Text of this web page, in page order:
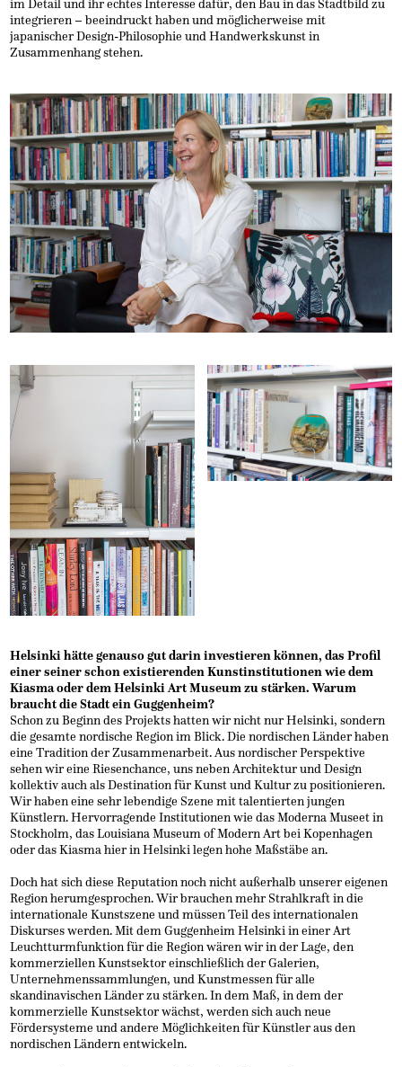
im Detail und ihr echtes Interesse dafür, den Bau in das Stadtbild zu
integrieren – beeindruckt haben und möglicherweise mit
japanischer Design-Philosophie und Handwerkskunst in
Zusammenhang stehen.
Helsinki hätte genauso gut darin investieren können, das Profil
einer seiner schon existierenden Kunstinstitutionen wie dem
Kiasma oder dem Helsinki Art Museum zu stärken. Warum
braucht die Stadt ein Guggenheim?
Schon zu Beginn des Projekts hatten wir nicht nur Helsinki, sondern
die gesamte nordische Region im Blick. Die nordischen Länder haben
eine Tradition der Zusammenarbeit. Aus nordischer Perspektive
sehen wir eine Riesenchance, uns neben Architektur und Design
kollektiv auch als Destination für Kunst und Kultur zu positionieren.
Wir haben eine sehr lebendige Szene mit talentierten jungen
Künstlern. Hervorragende Institutionen wie das Moderna Museet in
Stockholm, das Louisiana Museum of Modern Art bei Kopenhagen
oder das Kiasma hier in Helsinki legen hohe Maßstäbe an.
Doch hat sich diese Reputation noch nicht außerhalb unserer eigenen
Region herumgesprochen. Wir brauchen mehr Strahlkraft in die
internationale Kunstszene und müssen Teil des internationalen
Diskurses werden. Mit dem Guggenheim Helsinki in einer Art
Leuchtturmfunktion für die Region wären wir in der Lage, den
kommerziellen Kunstsektor einschließlich der Galerien,
Unternehmenssammlungen, und Kunstmessen für alle
skandinavischen Länder zu stärken. In dem Maß, in dem der
kommerzielle Kunstsektor wächst, werden sich auch neue
Fördersysteme und andere Möglichkeiten für Künstler aus den
nordischen Ländern entwickeln.